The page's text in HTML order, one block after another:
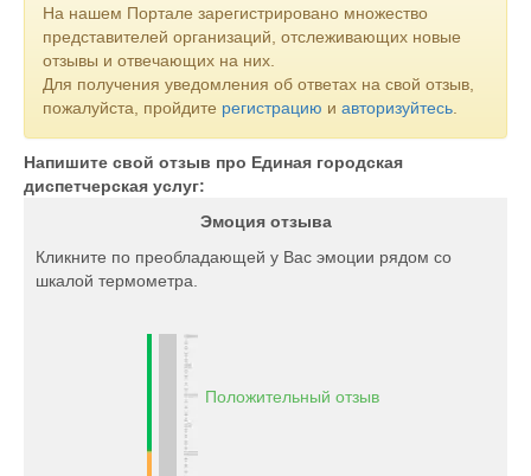
На нашем Портале зарегистрировано множество
представителей организаций, отслеживающих новые
отзывы и отвечающих на них.
Для получения уведомления об ответах на свой отзыв,
пожалуйста, пройдите регистрацию и авторизуйтесь
Напишите свой отзыв про Единая городская
диспетчерская услуг:
Эмоция отзыва
Кликните по преобладающей у Вас эмоции рядом со
шкалой термометра.
Положительный отзыв